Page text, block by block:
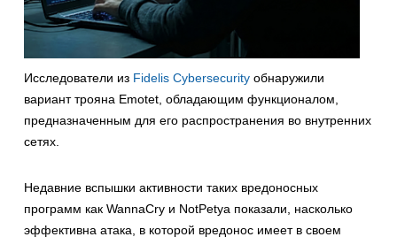
Исследователи из Fidelis Cybersecurity обнаружили
вариант трояна Emotet, обладающим функционалом,
предназначенным для его распространения во внутренних
сетях.
Недавние вспышки активности таких вредоносных
программ как WannaCry и NotPetya показали, насколько
эффективна атака, в которой вредонос имеет в своем